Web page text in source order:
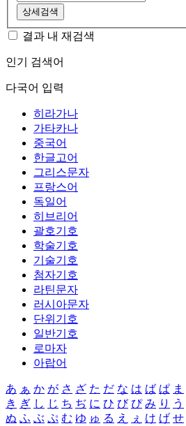
상세검색
결과 내 재검색
인기 검색어
다국어 입력
히라가나
가타카나
중국어
한글고어
그리스문자
프랑스어
독일어
히브리어
괄호기호
학술기호
기술기호
첨자기호
라틴문자
러시아문자
단위기호
일반기호
로마자
아랍어
あ ぁ か が さ ざ た だ な は ば ぱ ま
き ぎ し じ ち ぢ に ひ び ぴ み り う
ぬ ふ ぶ ぷ む ゆ ゅ る え ぇ け げ せ